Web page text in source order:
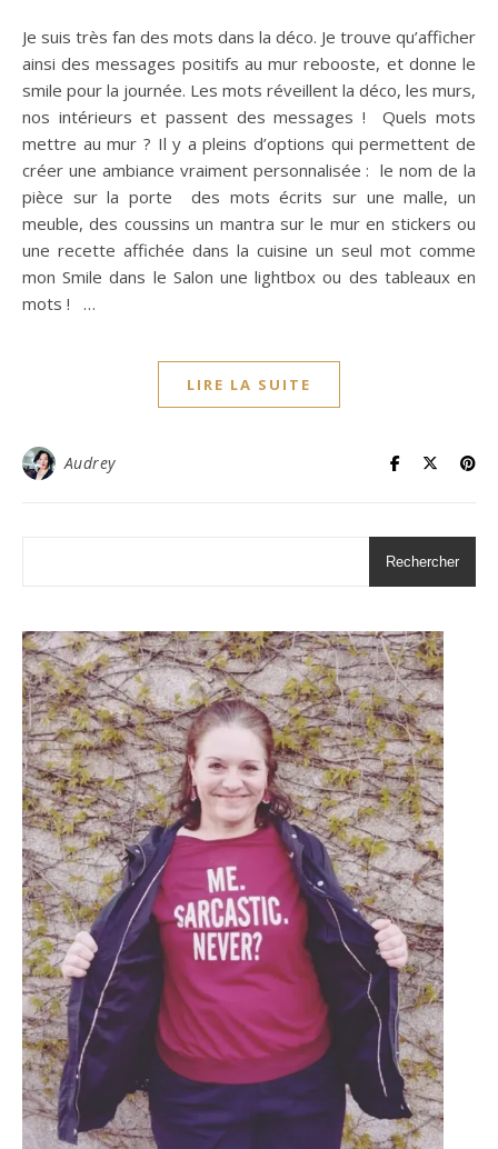
Je suis très fan des mots dans la déco. Je trouve qu’afficher
ainsi des messages positifs au mur rebooste, et donne le
smile pour la journée. Les mots réveillent la déco, les murs,
nos intérieurs et passent des messages ! Quels mots
mettre au mur ? Il y a pleins d’options qui permettent de
créer une ambiance vraiment personnalisée : le nom de la
pièce sur la porte des mots écrits sur une malle, un
meuble, des coussins un mantra sur le mur en stickers ou
une recette affichée dans la cuisine un seul mot comme
mon Smile dans le Salon une lightbox ou des tableaux en
mots ! …
LIRE LA SUITE
Audrey
Rechercher